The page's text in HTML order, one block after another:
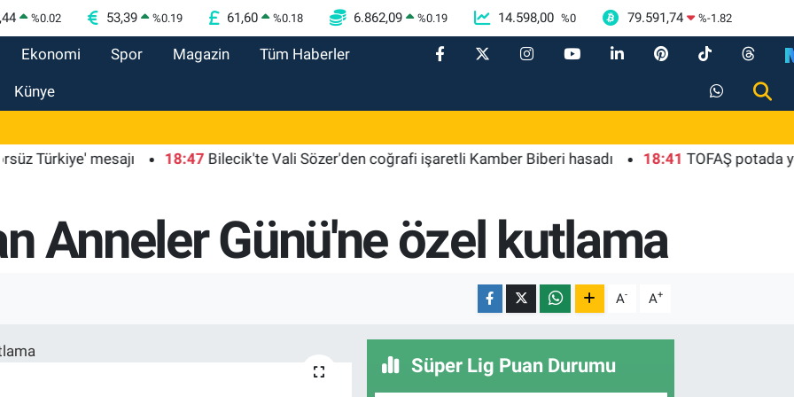
%0.02 53,39 %0.19 61,60 %0.18 6.862,09 %0.19 14.598,00 %0 79.591,74 %-1.82
Ekonomi Spor Magazin Tüm Haberler
Künye
mesajı 18:47 Bilecik'te Vali Sözer'den coğrafi işaretli Kamber Biberi hasadı 18:41 TOFAŞ potada yeni
Anneler Günü'ne özel kutlama
A- A+
Süper Lig Puan Durumu